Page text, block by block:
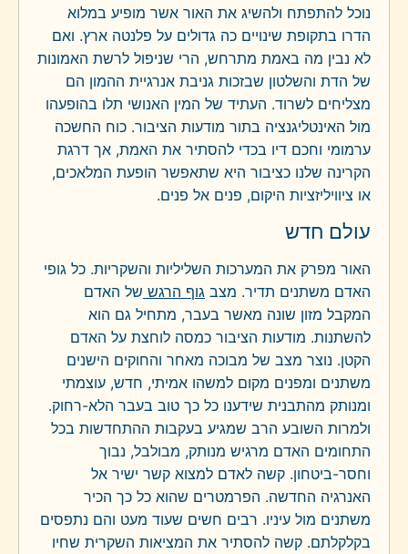
נוכל להתפתח ולהשיג את האור אשר מופיע במלוא
הדרו בתקופת שינויים כה גדולים על פלנטה ארץ. ואם
לא נבין מה באמת מתרחש, הרי שניפול לרשת האמונות
של הדת והשלטון שבזכות גניבת אנרגיית ההמון הם
מצליחים לשרוד. העתיד של המין האנושי תלו בהופעהו
מול האינטליגנציה בתור מודעות הציבור. כוח החשכה
ערמומי וחכם דיו בכדי להסתיר את האמת, אך דרגת
הקרינה שלנו כציבור היא שתאפשר הופעת המלאכים,
או ציוויליזציות היקום, פנים אל פנים.
עולם חדש
האור מפרק את המערכות השליליות והשקריות. כל גופי
האדם משתנים תדיר. מצב גוף הרגש של האדם
המקבל מזון שונה מאשר בעבר, מתחיל גם הוא
להשתנות. מודעות הציבור כמסה לוחצת על האדם
הקטן. נוצר מצב של מבוכה מאחר והחוקים הישנים
משתנים ומפנים מקום למשהו אמיתי, חדש, עוצמתי
ומנותק מהתבנית שידענו כל כך טוב בעבר הלא-רחוק.
ולמרות השובע הרב שמגיע בעקבות ההתחדשות בכל
התחומים האדם מרגיש מנותק, מבולבל, נבוך
וחסר-ביטחון. קשה לאדם למצוא קשר ישיר אל
האנרגיה החדשה. הפרמטרים שהוא כל כך הכיר
משתנים מול עיניו. רבים חשים שעוד מעט והם נתפסים
בקלקלתם. קשה להסתיר את המציאות השקרית שחיו